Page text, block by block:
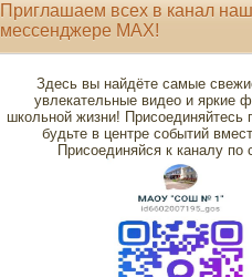
Приглашаем всех в канал
мессенджере MAX!
Здесь вы найдёте самые
увлекательные видео и яркие
школьной жизни! Присоединяйтесь
будьте в центре событий
Присоединяйся к каналу по